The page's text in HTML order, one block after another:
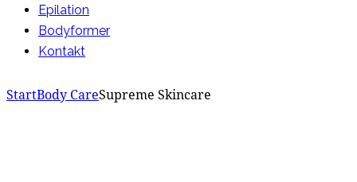
Epilation
Bodyformer
Kontakt
StartBody CareSupreme Skincare